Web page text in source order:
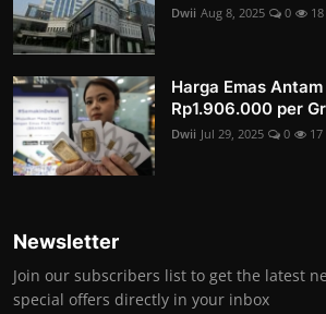
Dwii Aug 8, 2025 0 18
Harga Emas
Rp1.906.000 per
Dwii Jul 29, 2025 0 17
Newsletter
Join our subscribers list to get the latest
special offers directly in your inbox